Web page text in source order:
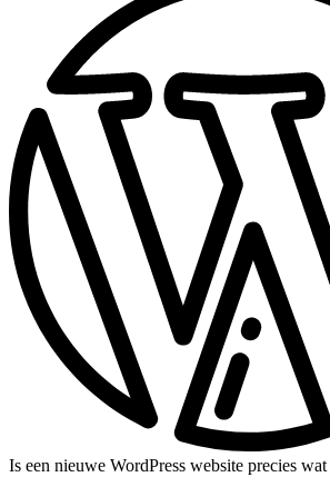
Is een nieuwe WordPress website precies